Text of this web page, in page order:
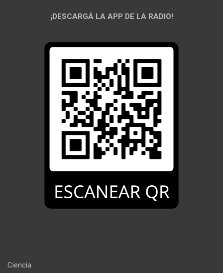
¡DESCARGÁ LA APP DE LA RADIO!
Ciencia